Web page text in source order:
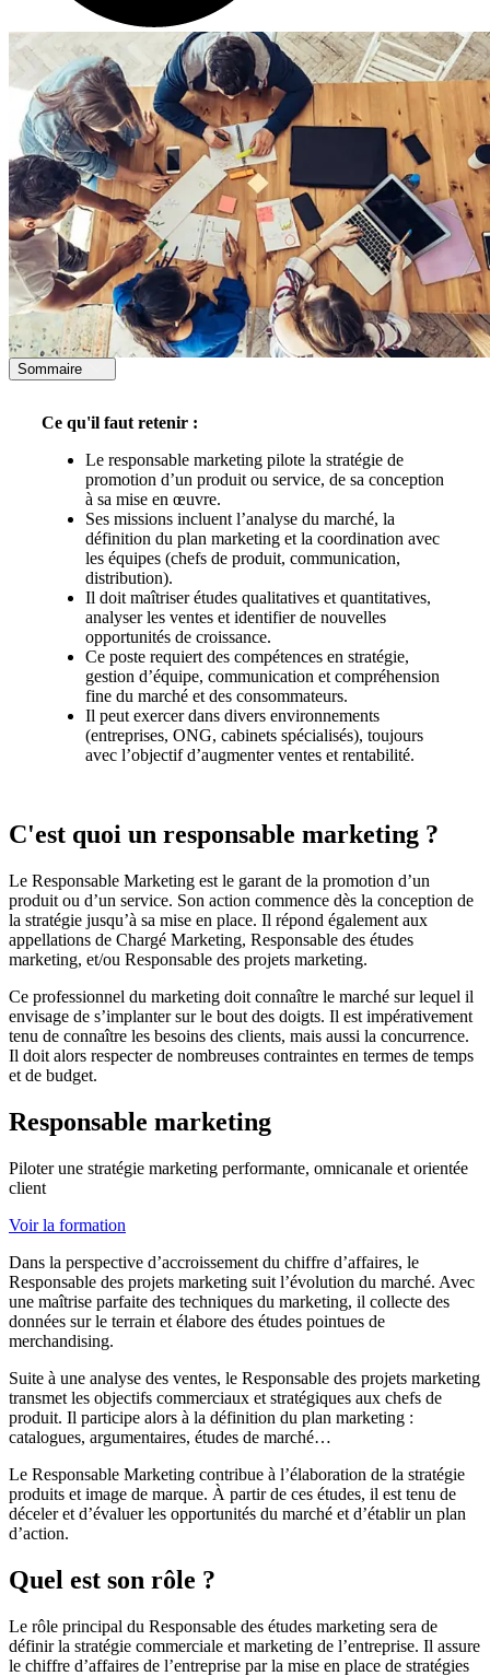
Sommaire
Ce qu'il faut retenir :
Le responsable marketing pilote la stratégie de
promotion d’un produit ou service, de sa conception
à sa mise en œuvre.
Ses missions incluent l’analyse du marché, la
définition du plan marketing et la coordination avec
les équipes (chefs de produit, communication,
distribution).
Il doit maîtriser études qualitatives et quantitatives,
analyser les ventes et identifier de nouvelles
opportunités de croissance.
Ce poste requiert des compétences en stratégie,
gestion d’équipe, communication et compréhension
fine du marché et des consommateurs.
Il peut exercer dans divers environnements
(entreprises, ONG, cabinets spécialisés), toujours
avec l’objectif d’augmenter ventes et rentabilité.
C'est quoi un responsable marketing ?
Le Responsable Marketing est le garant de la promotion d’un
produit ou d’un service. Son action commence dès la conception de
la stratégie jusqu’à sa mise en place. Il répond également aux
appellations de Chargé Marketing, Responsable des études
marketing, et/ou Responsable des projets marketing.
Ce professionnel du marketing doit connaître le marché sur lequel il
envisage de s’implanter sur le bout des doigts. Il est impérativement
tenu de connaître les besoins des clients, mais aussi la concurrence.
Il doit alors respecter de nombreuses contraintes en termes de temps
et de budget.
Responsable marketing
Piloter une stratégie marketing performante, omnicanale et orientée
client
Voir la formation
Dans la perspective d’accroissement du chiffre d’affaires, le
Responsable des projets marketing suit l’évolution du marché. Avec
une maîtrise parfaite des techniques du marketing, il collecte des
données sur le terrain et élabore des études pointues de
merchandising.
Suite à une analyse des ventes, le Responsable des projets marketing
transmet les objectifs commerciaux et stratégiques aux chefs de
produit. Il participe alors à la définition du plan marketing :
catalogues, argumentaires, études de marché…
Le Responsable Marketing contribue à l’élaboration de la stratégie
produits et image de marque. À partir de ces études, il est tenu de
déceler et d’évaluer les opportunités du marché et d’établir un plan
d’action.
Quel est son rôle ?
Le rôle principal du Responsable des études marketing sera de
définir la stratégie commerciale et marketing de l’entreprise. Il assure
le chiffre d’affaires de l’entreprise par la mise en place de stratégies